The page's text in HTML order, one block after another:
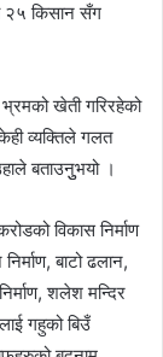
किसान सँग
भ्रमको खेती गरिरहेको
केही व्यक्तिले गलत
बताउनुुभयो ।
विकास निर्माण
बाटो ढलान,
शलेश मन्दिर
गहुको बिउँ